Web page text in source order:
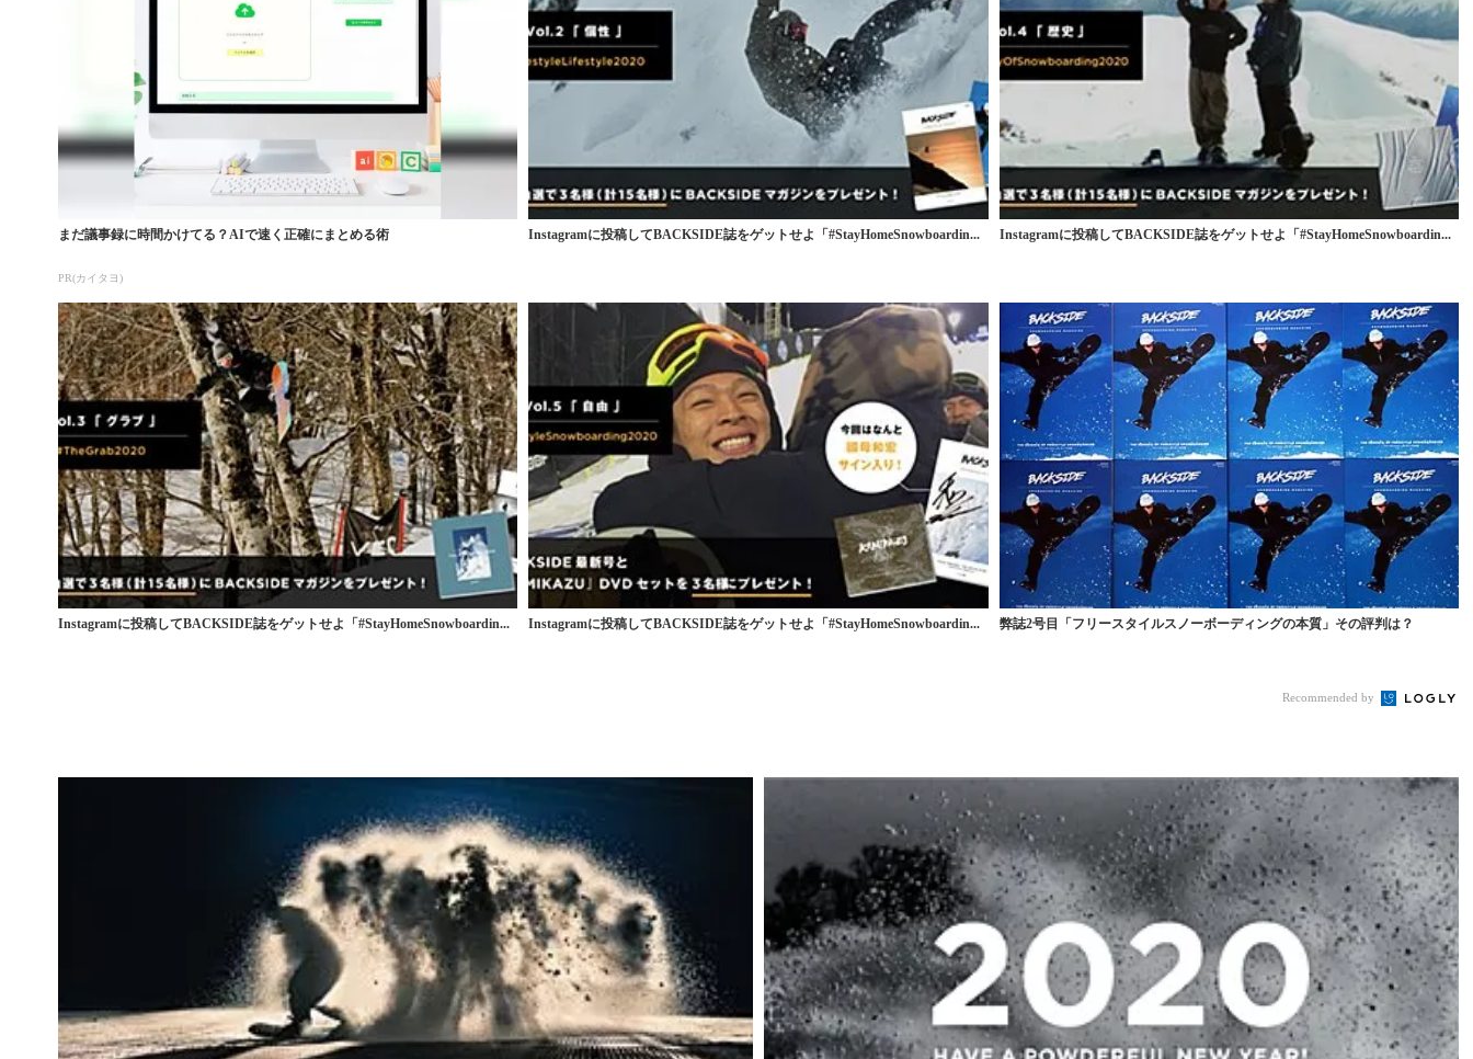
まだ議事録に時間かけてる？AIで速く正確にまとめる術
PR(カイタヨ)
Instagramに投稿してBACKSIDE誌をゲットせよ「#StayHomeSnowboardin... Instagramに投稿してBACKSIDE誌をゲットせよ「#StayHomeSnowboardin...
Instagramに投稿してBACKSIDE誌をゲットせよ「#StayHomeSnowboardin... Instagramに投稿してBACKSIDE誌をゲットせよ「#StayHomeSnowboardin... 弊誌2号目「フリースタイルスノーボーディングの本質」その評判は？
Recommended by